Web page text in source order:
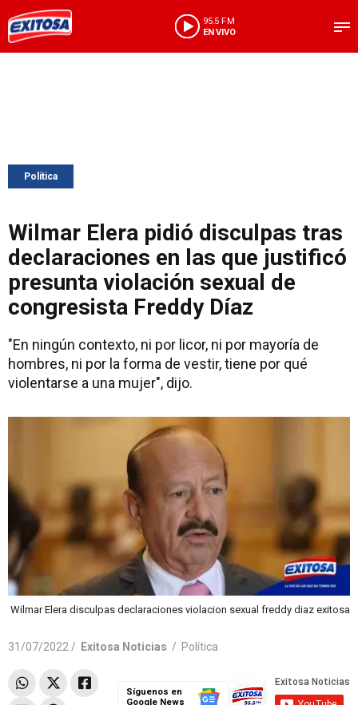
95.5 FM
EN VIVO
Política
Wilmar Elera pidió disculpas tras
declaraciones en las que justificó
presunta violación sexual de
congresista Freddy Díaz
"En ningún contexto, ni por licor, ni por mayoría de
hombres, ni por la forma de vestir, tiene por qué
violentarse a una mujer", dijo.
Wilmar Elera disculpas declaraciones violacion sexual freddy diaz exitosa
31/07/2022 / Exitosa Noticias / Política
Síguenos en
Google News